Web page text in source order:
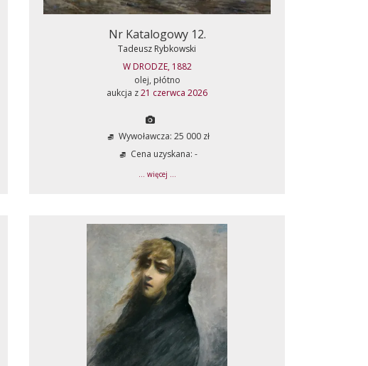
Nr Katalogowy 12.
Tadeusz Rybkowski
W DRODZE, 1882
olej, płótno
aukcja z21 czerwca 2026
Wywoławcza: 25 000 zł
Cena uzyskana: -
... więcej ...